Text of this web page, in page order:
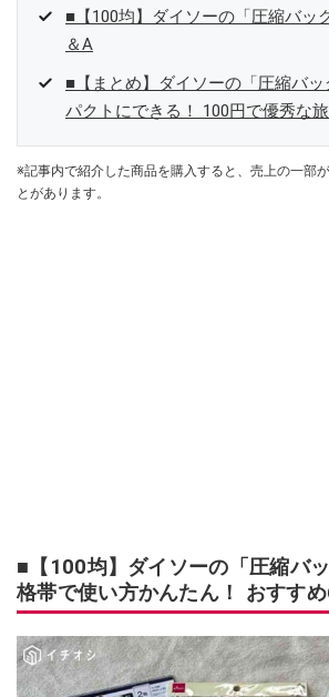
■【100均】ダイソーの「圧縮バッ
＆A
■【まとめ】ダイソーの「圧縮バ
パクトにできる！ 100円で優秀な
※記事内で紹介した商品を購入すると、売上の一部
とがあります。
■【100均】ダイソーの「圧縮バ
格帯で使い方かんたん！ おすす